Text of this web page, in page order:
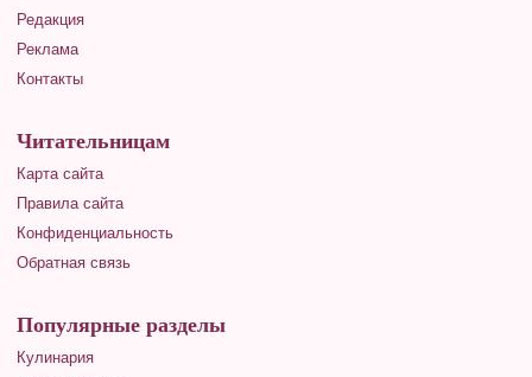
Редакция
Реклама
Контакты
Читательницам
Карта сайта
Правила сайта
Конфиденциальность
Обратная связь
Популярные разделы
Кулинария